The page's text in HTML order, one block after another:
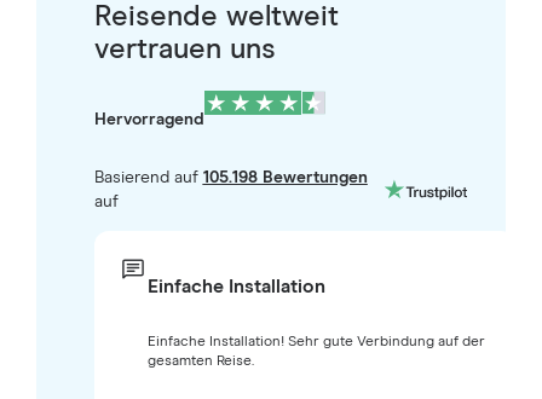
Reisende weltweit
vertrauen uns
Hervorragend
Basierend auf 105.198 Bewertungen
auf
Einfache Installation
Einfache Installation! Sehr gute Verbindung auf der
gesamten Reise.